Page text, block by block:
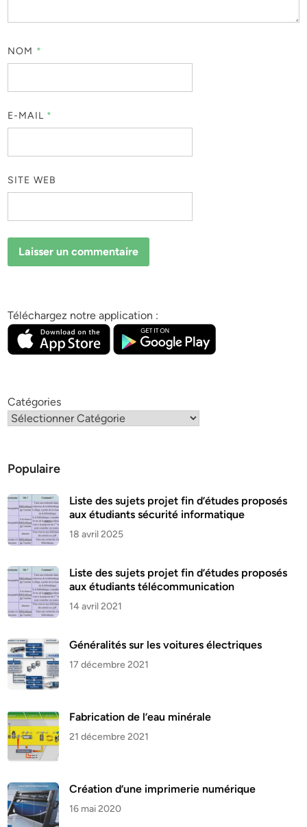
NOM *
E-MAIL *
SITE WEB
Téléchargez notre application :
Catégories
Populaire
Liste des sujets projet fin d’études proposés
aux étudiants sécurité informatique
18 avril 2025
Liste des sujets projet fin d’études proposés
aux étudiants télécommunication
14 avril 2021
Généralités sur les voitures électriques
17 décembre 2021
Fabrication de l’eau minérale
21 décembre 2021
Création d’une imprimerie numérique
16 mai 2020